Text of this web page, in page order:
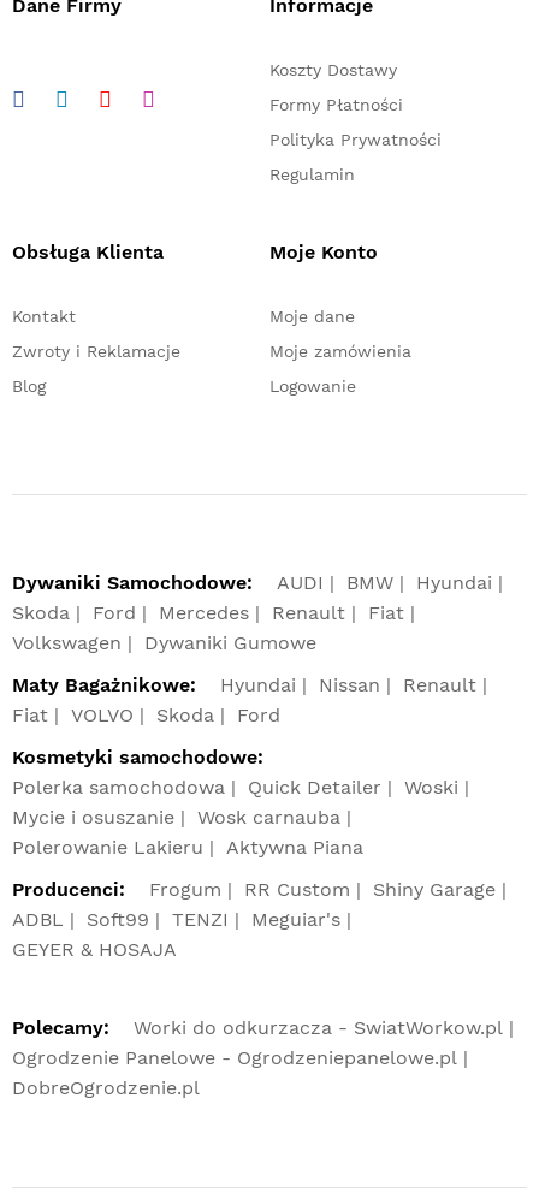
Dane Firmy Informacje
Koszty Dostawy
Formy Płatności
Polityka Prywatności
Regulamin
Obsługa Klienta
Kontakt
Zwroty i Reklamacje
Blog
Moje Konto
Moje dane
Moje zamówienia
Logowanie
Dywaniki Samochodowe: AUDI BMW
Hyundai
Skoda
Ford Mercedes Renault
Fiat
Volkswagen
Dywaniki Gumowe
Maty Bagażnikowe:
Hyundai Nissan
Renault
Fiat
VOLVO Skoda
Ford
Kosmetyki samochodowe:
Polerka samochodowa
Quick Detailer
Woski
Mycie i osuszanie
Wosk carnauba
Polerowanie Lakieru
Aktywna Piana
Producenci:
Frogum RR Custom
Shiny Garage
ADBL
Soft99 TENZI
Meguiar's
GEYER & HOSAJA
Polecamy:
Worki do odkurzacza - SwiatWorkow.pl
Ogrodzenie Panelowe - Ogrodzeniepanelowe.pl
DobreOgrodzenie.pl